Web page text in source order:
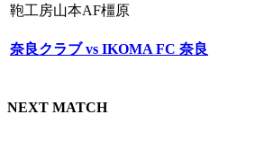
鞄工房山本AF橿原
奈良クラブ vs IKOMA FC 奈良
NEXT MATCH